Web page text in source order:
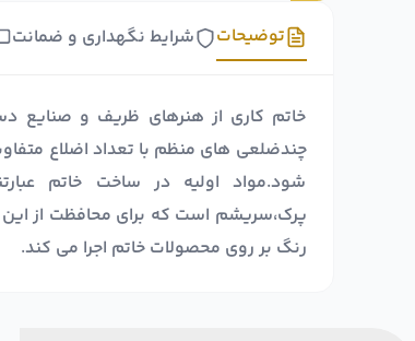
شرایط نگهداری و ضمانت توضیحات
خاتم کاری از هنرهای ظریف و صنایع
چندضلعی های منظم با تعداد اضلاع
شود.مواد اولیه در ساخت خاتم
پرک،سریشم است که برای محافظت از
رنگ بر روی محصولات خاتم اجرا می کند.